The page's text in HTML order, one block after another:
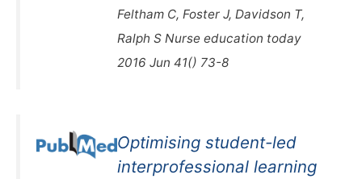
Feltham C, Foster J, Davidson T,
Ralph S Nurse education today
2016 Jun 41() 73-8
Optimising student-led
interprofessional learning